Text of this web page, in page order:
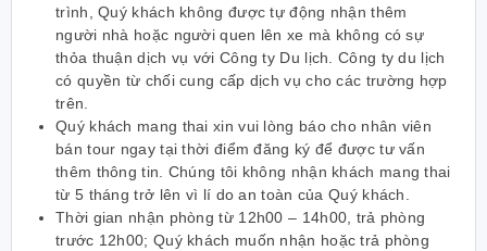
trình, Quý khách không được tự động nhận thêm
người nhà hoặc người quen lên xe mà không có sự
thỏa thuận dịch vụ với Công ty Du lịch. Công ty du lịch
có quyền từ chối cung cấp dịch vụ cho các trường hợp
trên.
Quý khách mang thai xin vui lòng báo cho nhân viên
bán tour ngay tại thời điểm đăng ký để được tư vấn
thêm thông tin. Chúng tôi không nhận khách mang thai
từ 5 tháng trở lên vì lí do an toàn của Quý khách.
Thời gian nhận phòng từ 12h00 – 14h00, trả phòng
trước 12h00; Quý khách muốn nhận hoặc trả phòng